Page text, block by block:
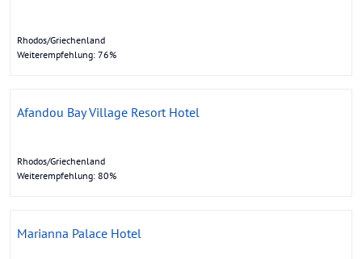
Rhodos/Griechenland
Weiterempfehlung: 76%
Afandou Bay Village Resort Hotel
Rhodos/Griechenland
Weiterempfehlung: 80%
Marianna Palace Hotel